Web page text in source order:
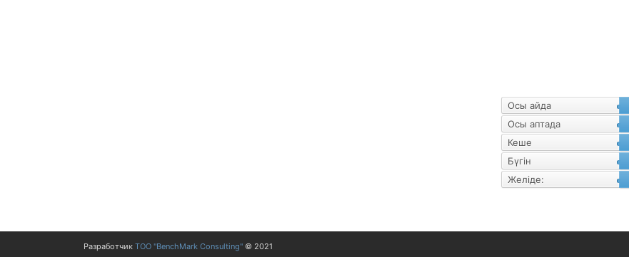
Осы айда
Осы аптада
Кеше
Бүгін
Желіде:
Разработчик ТОО "BenchMark Consulting" © 2021